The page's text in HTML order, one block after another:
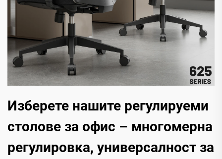
Изберете нашите регулируеми
столове за офис – многомерна
регулировка, универсалност за